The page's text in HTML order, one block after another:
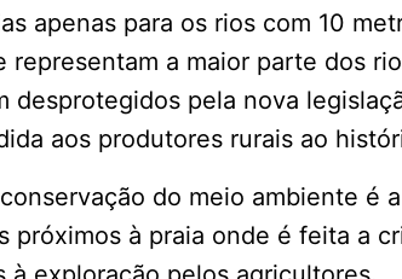
apenas para os rios com 10
representam a maior parte dos
desprotegidos pela nova
aos produtores rurais ao
do meio ambiente é
próximos à praia onde é feita a